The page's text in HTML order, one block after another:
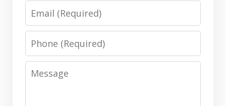
Email
Phone
Message